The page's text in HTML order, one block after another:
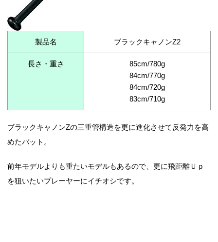
製品名 ブラックキャノンZ2
長さ・重さ
85cm/780g
84cm/770g
84cm/720g
83cm/710g
ブラックキャノンZの三重管構造を更に進化させて反発力を高
めたバット。
前年モデルよりも重たいモデルもあるので、更に飛距離Ｕｐ
を狙いたいプレーヤーにイチオシです。